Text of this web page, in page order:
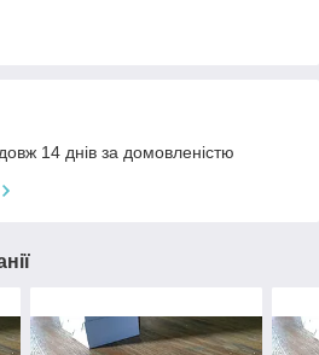
14 днів за домовленістю